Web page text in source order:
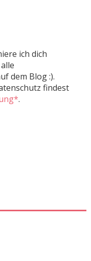
ich dich
dem Blog :).
findest
.